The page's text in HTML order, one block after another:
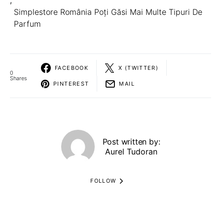
Simplestore România Poți Găsi Mai Multe Tipuri De
Parfum
0
Shares
FACEBOOK X (TWITTER)
PINTEREST MAIL
Post written by:
Aurel Tudoran
FOLLOW